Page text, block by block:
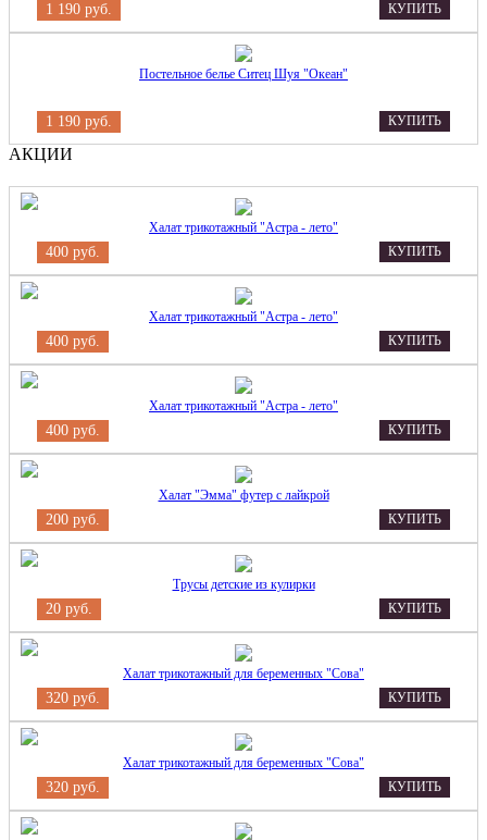
1 190 руб. КУПИТЬ
Постельное белье Ситец Шуя "Океан"
1 190 руб. КУПИТЬ
АКЦИИ
Халат трикотажный "Астра - лето"
400 руб. КУПИТЬ
Халат трикотажный "Астра - лето"
400 руб. КУПИТЬ
Халат трикотажный "Астра - лето"
400 руб. КУПИТЬ
Халат "Эмма" футер с лайкрой
200 руб. КУПИТЬ
Трусы детские из кулирки
20 руб. КУПИТЬ
Халат трикотажный для беременных "Сова"
320 руб. КУПИТЬ
Халат трикотажный для беременных "Сова"
320 руб. КУПИТЬ